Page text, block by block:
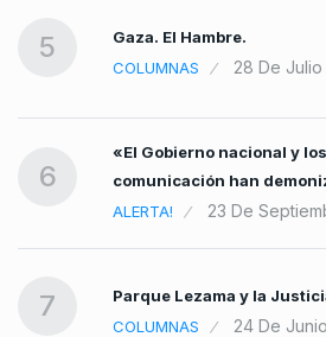
5
Gaza. El Hambre.
COLUMNAS
28 De
6
«El Gobierno nacional y
comunicación han
ALERTA!
23 De
7
Parque Lezama y la
COLUMNAS
24 De